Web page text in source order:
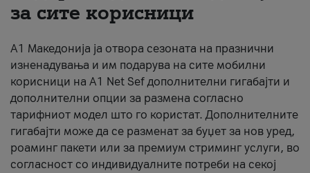
#ПодобарОнлајн
за сите корисници
А1 Македонија ја отвора сезоната на празнични
изненадувања и им подарува на сите мобилни
корисници на A1 Net Sef дополнителни гигабајти и
дополнителни опции за размена согласно
тарифниот модел што го користат. Дополнителните
гигабајти може да се разменат за буџет за нов уред,
роаминг пакети или за премиум стриминг услуги, во
согласност со индивидуалните потреби на секој